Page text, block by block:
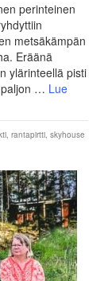
perinteinen
metsäkämpän
Eräänä
ylärinteellä pisti
paljon … Lue
, rantapirtti, skyhouse